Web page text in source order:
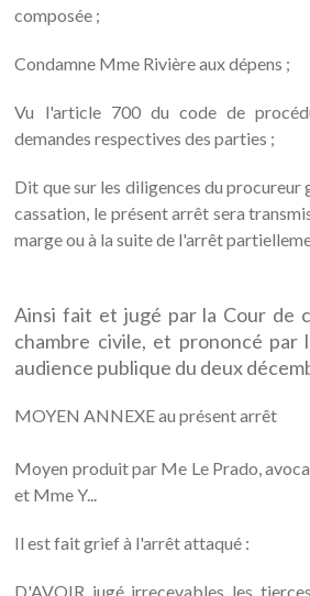
composée ;
Condamne Mme Rivière aux dépens ;
Vu l'article 700 du code de
demandes respectives des parties ;
Dit que sur les diligences du procureur
cassation, le présent arrêt sera
marge ou à la suite de l'arrêt
Ainsi fait et jugé par la Cour de
chambre civile, et prononcé par
audience publique du deux
MOYEN ANNEXE au présent arrêt
Moyen produit par Me Le Prado,
et Mme Y...
Il est fait grief à l'arrêt attaqué :
D'AVOIR jugé irrecevables les